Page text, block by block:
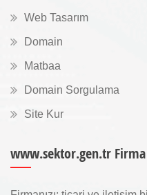
Web Tasarım
Domain
Matbaa
Domain Sorgulama
Site Kur
www.sektor.gen.tr